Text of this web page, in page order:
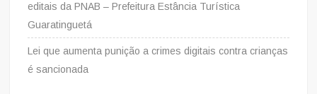
editais da PNAB – Prefeitura Estância Turística
Guaratinguetá
Lei que aumenta punição a crimes digitais contra crianças
é sancionada